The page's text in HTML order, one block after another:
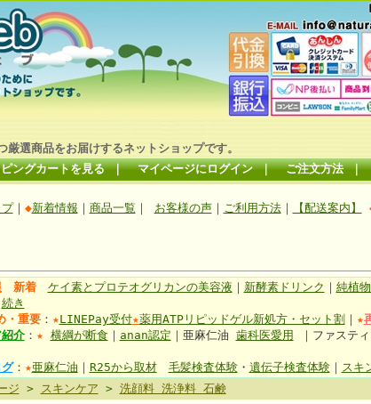
選商品をお届けするネットショップです。
ングカートを見る｜ マイページにログイン｜ ご注文方法｜
プ｜ ◆新着情報 ｜ 商品一覧 ｜ お客様の声｜ ご利用方法｜ 【配送案内】
新着 ケイ素とプロテオグリカンの美容液 ｜ 新酵素ドリンク ｜ 純植
続き
・重要： ★LINEPay受付★薬用ATPリピッドゲル新処方・セット割 ｜ ★
介： ★ 横綱が断食 ｜ anan認定 ｜亜麻仁油 歯科医愛用 ｜ファステ
： ★亜麻仁油 ｜ R25から取材 毛髪検査体験・ 遺伝子検査体験｜ スキ
ジ > スキンケア > 洗顔料 洗浄料 石鹸